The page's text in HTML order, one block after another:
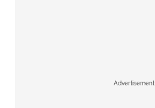
Advertisement